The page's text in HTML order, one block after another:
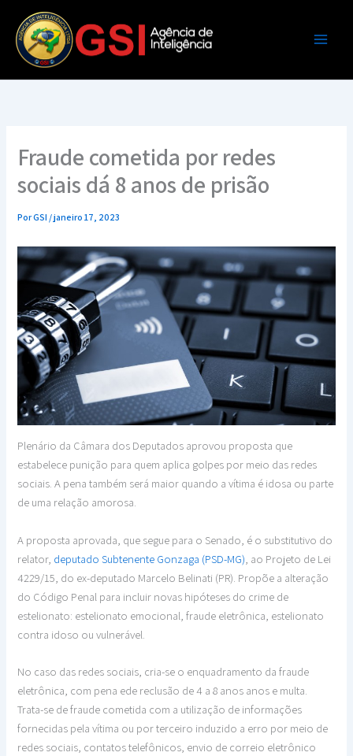
para
conteúdo
Fraude cometida por redes
sociais dá 8 anos de prisão
PorGSI /janeiro 17, 2023
Plenário da Câmara dos Deputados aprovou proposta que
estabelece punição para quem aplica golpes por meio das redes
sociais. A pena também será maior quando a vítima é idosa ou parte
de uma relação amorosa.
A proposta aprovada, que segue para o Senado, é o substitutivo do
relator, deputado Subtenente Gonzaga (PSD-MG), ao Projeto de Lei
4229/15, do ex-deputado Marcelo Belinati (PR). Propõe a alteração
do Código Penal para incluir novas hipóteses do crime de
estelionato: estelionato emocional, fraude eletrônica, estelionato
contra idoso ou vulnerável.
No caso das redes sociais, cria-se o enquadramento da fraude
eletrônica, com pena ede reclusão de 4 a 8 anos anos e multa.
Trata-se de fraude cometida com a utilização de informações
fornecidas pela vítima ou por terceiro induzido a erro por meio de
redes sociais, contatos telefônicos, envio de correio eletrônico